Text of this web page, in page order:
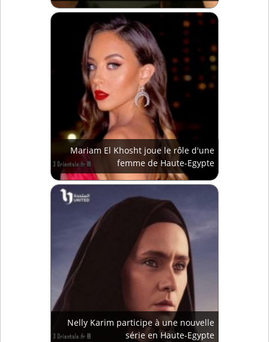
Mariam El Khosht joue le rôle d'une
femme de Haute-Egypte
Nelly Karim participe à une nouvelle
série en Haute-Egypte